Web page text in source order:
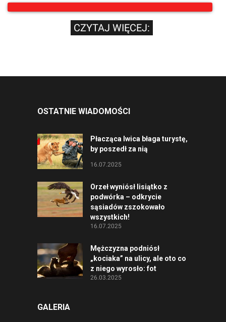
CZYTAJ WIĘCEJ:
OSTATNIE WIADOMOŚCI
Płacząca lwica błaga turystę,
by poszedł za nią
16.07.2025
Orzeł wyniósł lisiątko z
podwórka – odkrycie
sąsiadów zszokowało
wszystkich!
16.07.2025
Mężczyzna podniósł
„kociaka” na ulicy, ale oto co
z niego wyrosło: fot
26.03.2025
GALERIA